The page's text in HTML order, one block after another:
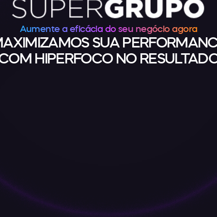
Aumente a eficácia do seu negócio agora
SUA
HIPERFOCO NO